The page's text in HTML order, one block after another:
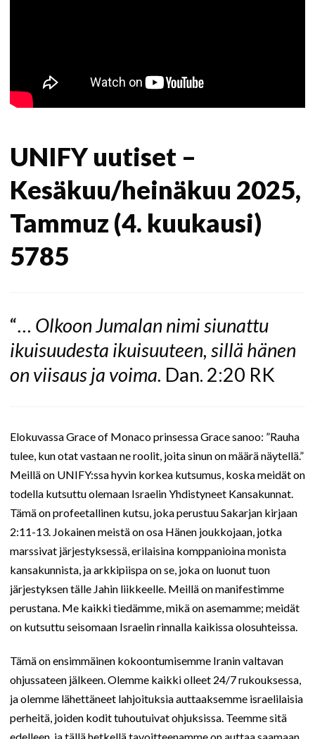
UNIFY uutiset –
Kesäkuu/heinäkuu 2025,
Tammuz (4. kuukausi)
5785
“… Olkoon Jumalan nimi siunattu
ikuisuudesta ikuisuuteen, sillä hänen
on viisaus ja voima. Dan. 2:20 RK
Elokuvassa Grace of Monaco prinsessa Grace sanoo: ”Rauha
tulee, kun otat vastaan ne roolit, joita sinun on määrä näytellä.”
Meillä on UNIFY:ssa hyvin korkea kutsumus, koska meidät on
todella kutsuttu olemaan Israelin Yhdistyneet Kansakunnat.
Tämä on profeetallinen kutsu, joka perustuu Sakarjan kirjaan
2:11-13. Jokainen meistä on osa Hänen joukkojaan, jotka
marssivat järjestyksessä, erilaisina komppanioina monista
kansakunnista, ja arkkipiispa on se, joka on luonut tuon
järjestyksen tälle Jahin liikkeelle. Meillä on manifestimme
perustana. Me kaikki tiedämme, mikä on asemamme; meidät
on kutsuttu seisomaan Israelin rinnalla kaikissa olosuhteissa.
Tämä on ensimmäinen kokoontumisemme Iranin valtavan
ohjussateen jälkeen. Olemme kaikki olleet 24/7 rukouksessa,
ja olemme lähettäneet lahjoituksia auttaaksemme israelilaisia
perheitä, joiden kodit tuhoutuivat ohjuksissa. Teemme sitä